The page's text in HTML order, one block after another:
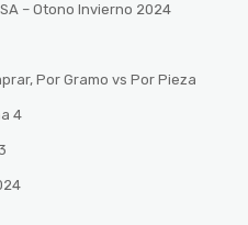
– Otono Invierno 2024
Por Gramo vs Por Pieza
4